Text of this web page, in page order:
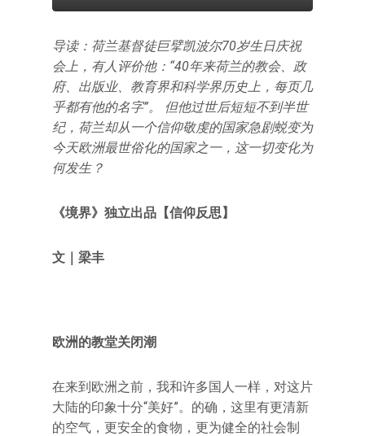
导读：荷兰基督徒巨擘凯波尔70岁生日庆祝
会上，有人评价他：“40年来荷兰的教会、政
府、出版业、教育界和科学界历史上，每页几
乎都有他的名字”。 但他过世后短短不到半世
纪，荷兰却从一个信仰敬虔的国家急剧蜕变为
今天欧洲最世俗化的国家之一，这一切变化为
何发生？
《境界》独立出品【信仰反思】
文｜梁丰
欧洲的教堂关闭潮
在来到欧洲之前，我和许多国人一样，对这片
大陆的印象十分“美好”。的确，这里有更清新
的空气，更安全的食物，更为健全的社会制